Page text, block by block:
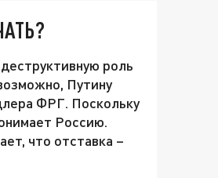
роль
Путину
ФРГ. Поскольку
Россию.
что отставка –